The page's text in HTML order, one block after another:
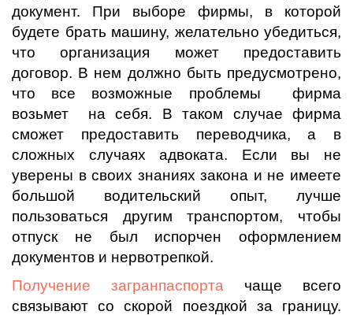
документ. При выборе фирмы, в которой
будете брать машину, желательно убедиться,
что организация может предоставить
договор. В нем должно быть предусмотрено,
что все возможные проблемы фирма
возьмет на себя. В таком случае фирма
сможет предоставить переводчика, а в
сложных случаях адвоката. Если вы не
уверены в своих знаниях закона и не имеете
большой водительский опыт, лучше
пользоваться другим транспортом, чтобы
отпуск не был испорчен оформлением
документов и нервотрепкой.
Получение загранпаспорта чаще всего
связывают со скорой поездкой за границу.